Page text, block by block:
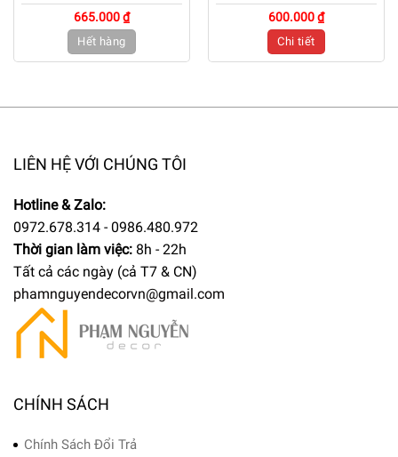
Tiệm Quán, Văn Phòng, Nhà
Cửa – Cao 1m15 – Mã: PN-
665.000 ₫
Hết hàng
Tiệm Quán, Văn Phòng, Nhà
Cửa – Cao 1m4 – Mã: PN-
600.000 ₫
Chi tiết
LIÊN HỆ VỚI CHÚNG TÔI
Hotline & Zalo:
0972.678.314 - 0986.480.972
Thời gian làm việc: 8h - 22h
Tất cả các ngày (cả T7 & CN)
phamnguyendecorvn@gmail.com
CHÍNH SÁCH
Chính Sách Đổi Trả